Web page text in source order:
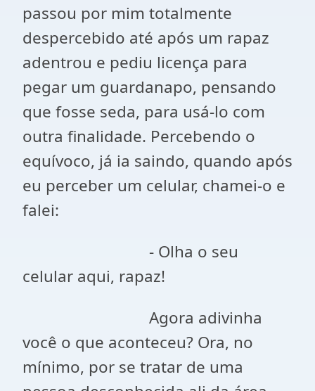
passou por mim totalmente
despercebido até após um rapaz
adentrou e pediu licença para
pegar um guardanapo, pensando
que fosse seda, para usá-lo com
outra finalidade. Percebendo o
equívoco, já ia saindo, quando após
eu perceber um celular, chamei-o e
falei:
- Olha o seu
celular aqui, rapaz!
Agora adivinha
você o que aconteceu? Ora, no
mínimo, por se tratar de uma